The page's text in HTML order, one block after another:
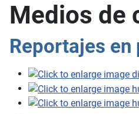
Medios de
Reportajes en